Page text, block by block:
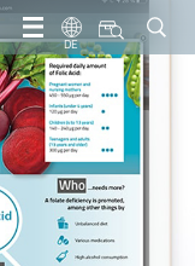
DE